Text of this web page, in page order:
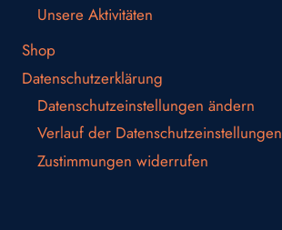
Unsere Aktivitäten
Shop
Datenschutzerklärung
Datenschutzeinstellungen ändern
Verlauf der Datenschutzeinstellungen
Zustimmungen widerrufen